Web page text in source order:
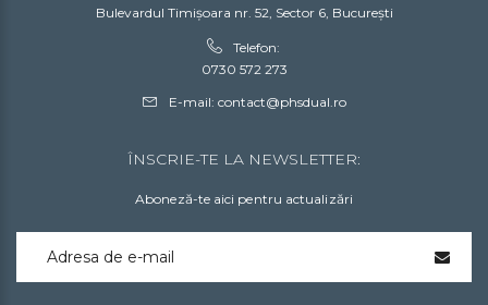
Bulevardul Timișoara nr. 52, Sector 6, București
Telefon:
0730 572 273
E-mail: contact@phsdual.ro
ÎNSCRIE-TE LA NEWSLETTER:
Aboneză-te aici pentru actualizări